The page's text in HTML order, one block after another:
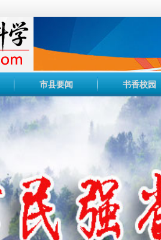
市县要闻 书香校园